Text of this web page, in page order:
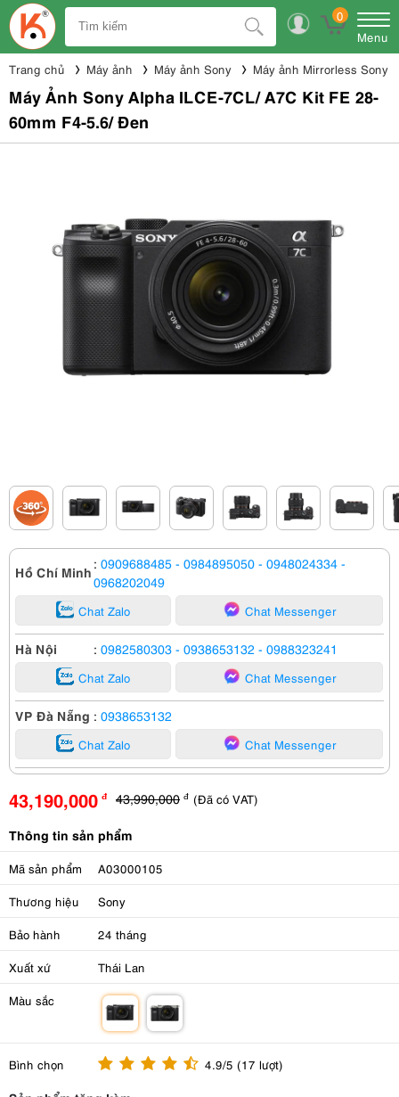
0
Menu
Trang chủ Máy ảnh Máy ảnh Sony Máy ảnh Mirrorless Sony
Máy Ảnh Sony Alpha ILCE-7CL/ A7C Kit FE 28-
60mm F4-5.6/ Đen
Hồ Chí Minh : 0909688485 - 0984895050 - 0948024334 -
0968202049
Chat Zalo Chat Messenger
Hà Nội : 0982580303 - 0938653132 - 0988323241
Chat Zalo Chat Messenger
VP Đà Nẵng : 0938653132
Chat Zalo Chat Messenger
43,190,000 đ 43,990,000 đ (Đã có VAT)
Thông tin sản phẩm
Mã sản phẩm A03000105
Thương hiệu Sony
Bảo hành 24 tháng
Xuất xứ Thái Lan
Màu sắc
Bình chọn 4.9/5 (17 lượt)